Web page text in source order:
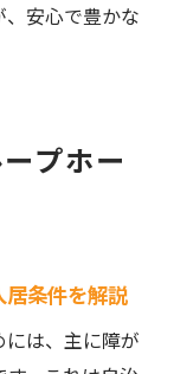
安心で豊かな
プホー
居条件を解説
は、主に障が